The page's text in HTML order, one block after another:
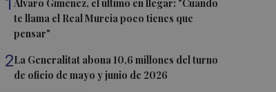
1Álvaro Giménez, el último en llegar: "Cuando
te llama el Real Murcia poco tienes que
pensar"
2La Generalitat abona 10,6 millones del turno
de oficio de mayo y junio de 2026